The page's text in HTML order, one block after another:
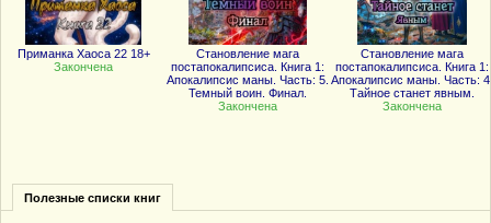
Приманка Хаоса 22 18+
Закончена
Становление мага
постапокалипсиса. Книга 1:
Апокалипсис маны. Часть: 5.
Темный воин. Финал.
Закончена
Становление мага
постапокалипсиса. Книга 1:
Апокалипсис маны. Часть:
Тайное станет явным.
Закончена
Полезные списки книг